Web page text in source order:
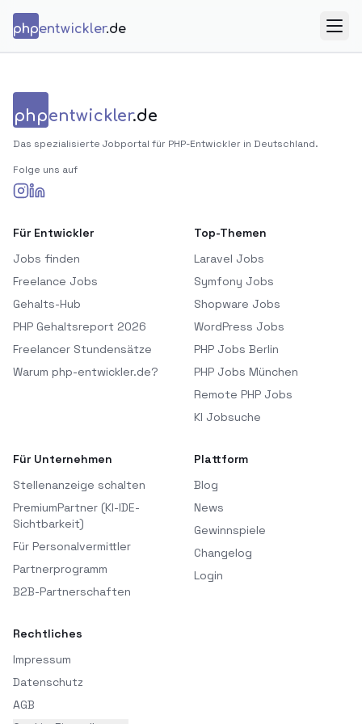
phpentwickler.de
phpentwickler.de
Das spezialisierte Jobportal für PHP-Entwickler in Deutschland.
Folge uns auf
Für Entwickler
Jobs finden
Freelance Jobs
Gehalts-Hub
PHP Gehaltsreport 2026
Freelancer Stundensätze
Warum php-entwickler.de?
Top-Themen
Laravel Jobs
Symfony Jobs
Shopware Jobs
WordPress Jobs
PHP Jobs Berlin
PHP Jobs München
Remote PHP Jobs
KI Jobsuche
Für Unternehmen
Stellenanzeige schalten
PremiumPartner (KI-IDE-
Sichtbarkeit)
Für Personalvermittler
Partnerprogramm
B2B-Partnerschaften
Plattform
Blog
News
Gewinnspiele
Changelog
Login
Rechtliches
Impressum
Datenschutz
AGB